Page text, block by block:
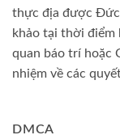
thực địa được Đức
khảo tại thời
quan báo trí hoặc
nhiệm về các
DMCA